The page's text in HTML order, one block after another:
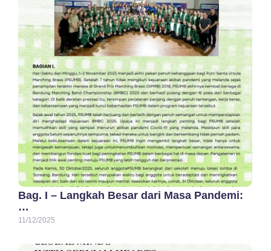
Bag. I – Langkah Besar dari Masa Pandemi:
…
11/12/2025